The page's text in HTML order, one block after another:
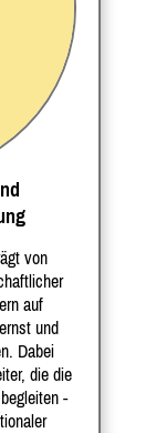
von
auf
und
Dabei
die die
-